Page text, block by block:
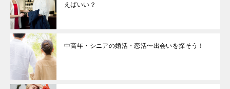
えばいい？
中高年・シニアの婚活・恋活〜出会いを探そう！